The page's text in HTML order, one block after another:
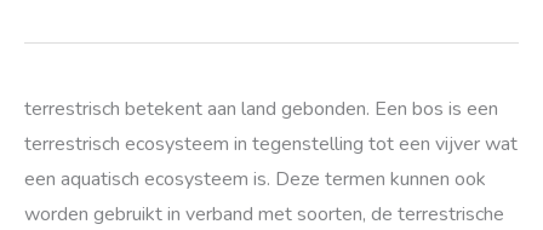
terrestrisch betekent aan land gebonden. Een bos is een
terrestrisch ecosysteem in tegenstelling tot een vijver wat
een aquatisch ecosysteem is. Deze termen kunnen ook
worden gebruikt in verband met soorten, de terrestrische
terrestrische